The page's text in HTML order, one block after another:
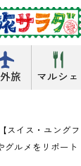
旅 マルシェ
【スイス・ユング
グルメをリポート